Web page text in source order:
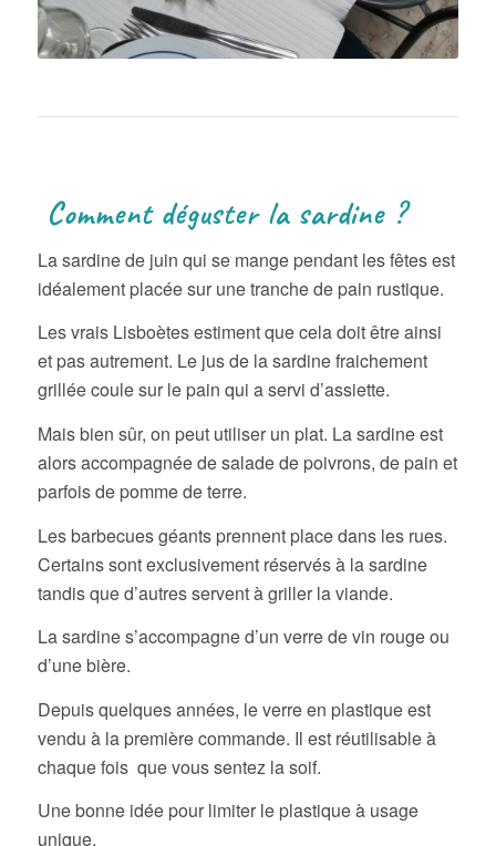
Comment déguster la sardine ?
La sardine de juin qui se mange pendant les fêtes est
idéalement placée sur une tranche de pain rustique.
Les vrais Lisboètes estiment que cela doit être ainsi
et pas autrement. Le jus de la sardine fraichement
grillée coule sur le pain qui a servi d’assiette.
Mais bien sûr, on peut utiliser un plat. La sardine est
alors accompagnée de salade de poivrons, de pain et
parfois de pomme de terre.
Les barbecues géants prennent place dans les rues.
Certains sont exclusivement réservés à la sardine
tandis que d’autres servent à griller la viande.
La sardine s’accompagne d’un verre de vin rouge ou
d’une bière.
Depuis quelques années, le verre en plastique est
vendu à la première commande. Il est réutilisable à
chaque fois que vous sentez la soif.
Une bonne idée pour limiter le plastique à usage
unique.